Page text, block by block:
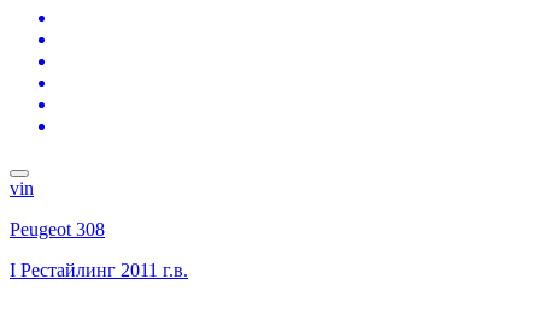
vin
Peugeot 308
I Рестайлинг 2011 г.в.